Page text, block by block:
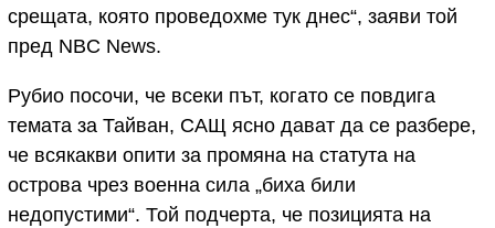
срещата, която проведохме тук днес“, заяви той
пред NBC News.
Рубио посочи, че всеки път, когато се повдига
темата за Тайван, САЩ ясно дават да се разбере,
че всякакви опити за промяна на статута на
острова чрез военна сила „биха били
недопустими“. Той подчерта, че позицията на